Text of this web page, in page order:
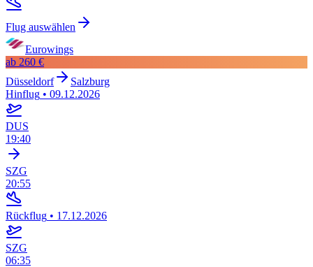
Flug auswählen
Eurowings
ab 260 €
Düsseldorf
Salzburg
Hinflug • 09.12.2026
DUS
19:40
SZG
20:55
Rückflug • 17.12.2026
SZG
06:35